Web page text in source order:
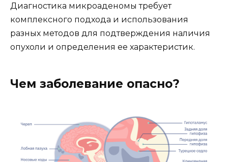
Диагностика микроаденомы требует
комплексного подхода и использования
разных методов для подтверждения наличия
опухоли и определения ее характеристик.
Чем заболевание опасно?